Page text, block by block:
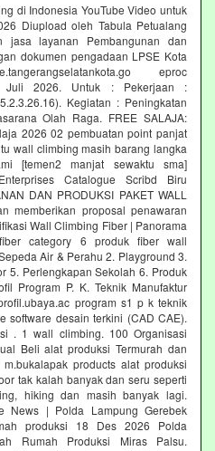
di Indonesia YouTube Video untuk
Diupload oleh Tabula Petualang
jasa layanan Pembangunan dan
dokumen pengadaan LPSE Kota
eproc
Juli 2026. Untuk : Pekerjaan :
Kegiatan : Peningkatan
Olah Raga. FREE SALAJA:
2026 02 pembuatan point panjat
wall climbing masih barang langka
[temen2 manjat sewaktu sma]
Catalogue Scribd Biru
DAN PRODUKSI PAKET WALL
memberikan proposal penawaran
Wall Climbing Fiber | Panorama
category 6 produk fiber wall
Air & Perahu 2. Playground 3.
5. Perlengkapan Sekolah 6. Produk
Program P. K. Teknik Manufaktur
program s1 p k teknik
software desain terkini (CAD CAE).
. 1 wall climbing. 100 Organisasi
Beli alat produksi Termurah dan
products alat produksi
tak kalah banyak dan seru seperti
hiking dan masih banyak lagi.
News | Polda Lampung Gerebek
produksi 18 Des 2026 Polda
Rumah Produksi Miras Palsu.